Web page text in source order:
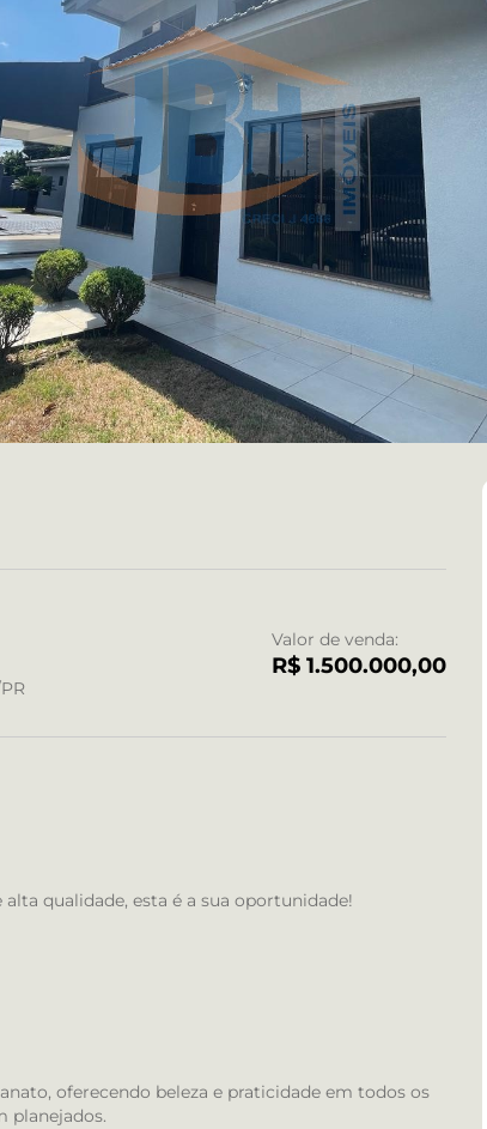
Valor de venda:
R$ 1.500.000,00
qualidade, esta é a sua oportunidade!
oferecendo beleza e praticidade em todos os
planejados.